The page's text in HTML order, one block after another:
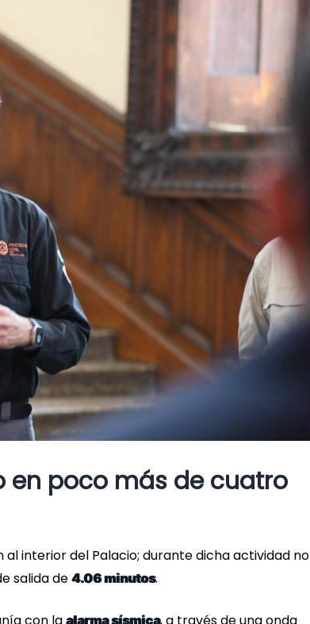
en poco más de cuatro
interior del Palacio; durante dicha actividad no
salida de 4.06 minutos.
alarma sísmica